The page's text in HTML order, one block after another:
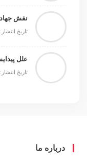
تاریخ انتشار: ۱۵ دی ۱۴۰۴
تاریخ انتشار: ۲۹ آذر ۱۴۰۴
درباره ما